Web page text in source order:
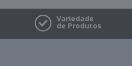
Variedade
de Produtos